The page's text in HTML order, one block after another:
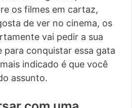
os filmes em cartaz,
de ver no cinema, os
vai pedir a sua
para conquistar essa gata
indicado é que você
assunto.